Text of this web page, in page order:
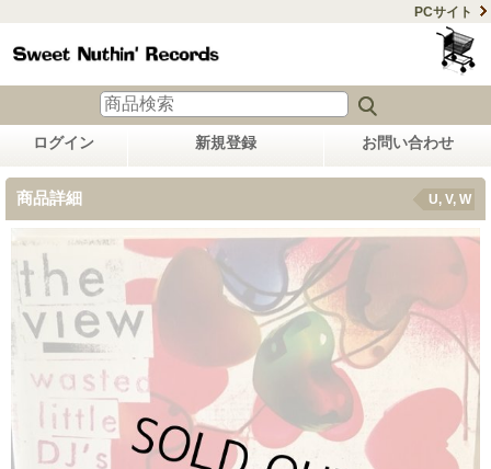
PCサイト
ログイン 新規登録 お問い合わせ
商品詳細 U, V, W